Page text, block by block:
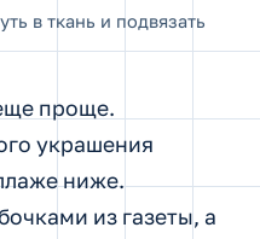
в ткань и подвязать
проще.
украшения
ниже.
из газеты, а